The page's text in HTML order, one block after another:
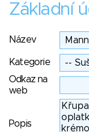
Základní
Název
Kategorie
Odkaz na
web
Popis